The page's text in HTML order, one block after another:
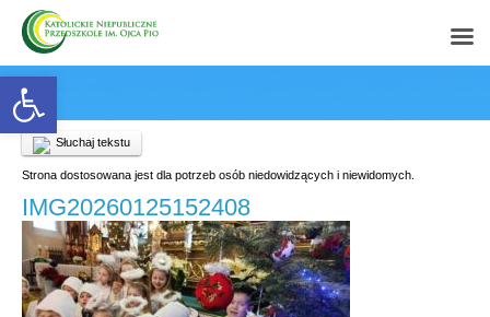
Open toolbar
Słuchaj tekstu
Strona dostosowana jest dla potrzeb osób niedowidzących i niewidomych.
IMG20260125152408